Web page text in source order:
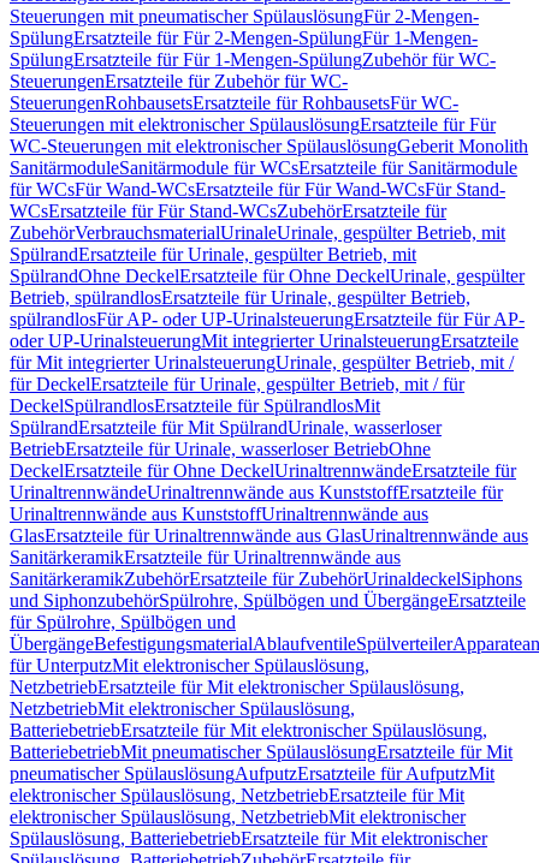
Steuerungen mit pneumatischer SpülauslösungFür 2-Mengen-
SpülungErsatzteile für Für 2-Mengen-SpülungFür 1-Mengen-
SpülungErsatzteile für Für 1-Mengen-SpülungZubehör für WC-
SteuerungenErsatzteile für Zubehör für WC-
SteuerungenRohbausetsErsatzteile für RohbausetsFür WC-
Steuerungen mit elektronischer SpülauslösungErsatzteile für Für
WC-Steuerungen mit elektronischer SpülauslösungGeberit Monolith
SanitärmoduleSanitärmodule für WCsErsatzteile für Sanitärmodule
für WCsFür Wand-WCsErsatzteile für Für Wand-WCsFür Stand-
WCsErsatzteile für Für Stand-WCsZubehörErsatzteile für
ZubehörVerbrauchsmaterialUrinaleUrinale, gespülter Betrieb, mit
SpülrandErsatzteile für Urinale, gespülter Betrieb, mit
SpülrandOhne DeckelErsatzteile für Ohne DeckelUrinale, gespülter
Betrieb, spülrandlosErsatzteile für Urinale, gespülter Betrieb,
spülrandlosFür AP- oder UP-UrinalsteuerungErsatzteile für Für AP-
oder UP-UrinalsteuerungMit integrierter UrinalsteuerungErsatzteile
für Mit integrierter UrinalsteuerungUrinale, gespülter Betrieb, mit /
für DeckelErsatzteile für Urinale, gespülter Betrieb, mit / für
DeckelSpülrandlosErsatzteile für SpülrandlosMit
SpülrandErsatzteile für Mit SpülrandUrinale, wasserloser
BetriebErsatzteile für Urinale, wasserloser BetriebOhne
DeckelErsatzteile für Ohne DeckelUrinaltrennwändeErsatzteile für
UrinaltrennwändeUrinaltrennwände aus KunststoffErsatzteile für
Urinaltrennwände aus KunststoffUrinaltrennwände aus
GlasErsatzteile für Urinaltrennwände aus GlasUrinaltrennwände aus
SanitärkeramikErsatzteile für Urinaltrennwände aus
SanitärkeramikZubehörErsatzteile für ZubehörUrinaldeckelSiphons
und SiphonzubehörSpülrohre, Spülbögen und ÜbergängeErsatzteile
für Spülrohre, Spülbögen und
ÜbergängeBefestigungsmaterialAblaufventileSpülverteiler
für UnterputzMit elektronischer Spülauslösung,
NetzbetriebErsatzteile für Mit elektronischer Spülauslösung,
NetzbetriebMit elektronischer Spülauslösung,
BatteriebetriebErsatzteile für Mit elektronischer Spülauslösung,
BatteriebetriebMit pneumatischer SpülauslösungErsatzteile für Mit
pneumatischer SpülauslösungAufputzErsatzteile für AufputzMit
elektronischer Spülauslösung, NetzbetriebErsatzteile für Mit
elektronischer Spülauslösung, NetzbetriebMit elektronischer
Spülauslösung, BatteriebetriebErsatzteile für Mit elektronischer